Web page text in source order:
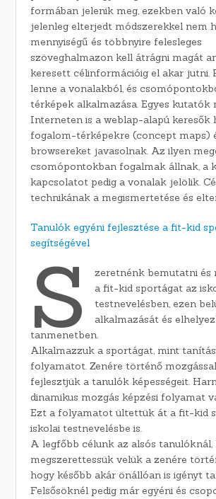
formában jelenik meg, ezekben való
jelenleg elterjedt módszerekkel nem
mennyiségű és többnyire felesleges
szöveghalmazon kell átrágni magát
keresett célinformációig el akar jutni.
lenne a vonalakból, és
térképek alkalmazása. Egyes kutatók
Interneten is a weblap-alapú keresők
fogalom-térképekre (concept maps)
browsereket javasolnak. Az ilyen
csomópontokban fogalmak állnak, a
kapcsolatot pedig a vonalak jelölik.
technikának a megismertetése és
Tanulók egyéni fejlesztése a fit-kid
segítségével
S
zeretnénk bemutatni és
a fit-kid sportágat az
testnevelésben, ezen
alkalmazását és
tanmenetben.
Alkalmazzuk a sportágat, mint
folyamatot. Zenére történő
fejlesztjük a tanulók képességeit.
dinamikus mozgás képzési folyamat
Ezt a folyamatot ültettük át a fit-kid
iskolai testnevelésbe is.
A legfőbb célunk az alsós tanulóknál,
megszerettessük velük a zenére
hogy később akár önállóan is igényt
Felsősöknél pedig már egyéni és